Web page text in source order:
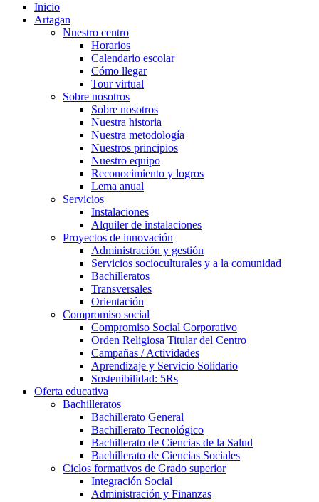
Inicio
Artagan
Nuestro centro
Horarios
Calendario escolar
Cómo llegar
Tour virtual
Sobre nosotros
Sobre nosotros
Nuestra historia
Nuestra metodología
Nuestros principios
Nuestro equipo
Reconocimiento y logros
Lema anual
Servicios
Instalaciones
Alquiler de instalaciones
Proyectos de innovación
Administración y gestión
Servicios socioculturales y a la comunidad
Bachilleratos
Transversales
Orientación
Compromiso social
Compromiso Social Corporativo
Orden Religiosa Titular del Centro
Campañas / Actividades
Aprendizaje y Servicio Solidario
Sostenibilidad: 5Rs
Oferta educativa
Bachilleratos
Bachillerato General
Bachillerato Tecnológico
Bachillerato de Ciencias de la Salud
Bachillerato de Ciencias Sociales
Ciclos formativos de Grado superior
Integración Social
Administración y Finanzas